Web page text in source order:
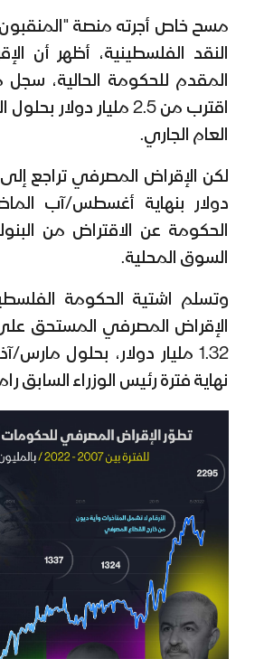
مسح خاص أجرته منصة
النقد الفلسطينية، أظهر أن
المقدم للحكومة الحالية، سجل
اقترب من 2.5 مليار
العام الجاري.
دولار بنهاية أغسطس/آب
الحكومة عن الاقتراض من
السوق المحلية.
وتسلم اشتية الحكومة
الإقراض المصرفي المستحق
نهاية فترة رئيس الوزراء السابق